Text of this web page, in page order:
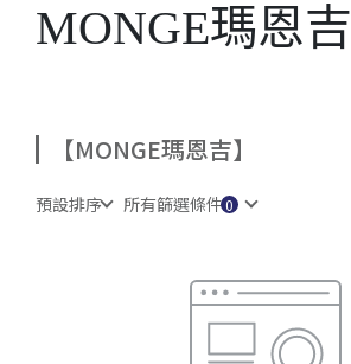
MONGE瑪恩吉
【MONGE瑪恩吉】
預設排序 所有篩選條件